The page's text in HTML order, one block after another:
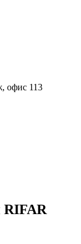
офис 113
RIFAR